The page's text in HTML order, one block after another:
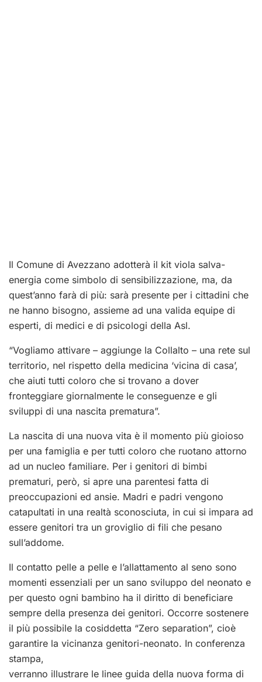
Il Comune di Avezzano adotterà il kit viola salva-
energia come simbolo di sensibilizzazione, ma, da
quest’anno farà di più: sarà presente per i cittadini che
ne hanno bisogno, assieme ad una valida equipe di
esperti, di medici e di psicologi della Asl.
“Vogliamo attivare – aggiunge la Collalto – una rete sul
territorio, nel rispetto della medicina ‘vicina di casa’,
che aiuti tutti coloro che si trovano a dover
fronteggiare giornalmente le conseguenze e gli
sviluppi di una nascita prematura”.
La nascita di una nuova vita è il momento più gioioso
per una famiglia e per tutti coloro che ruotano attorno
ad un nucleo familiare. Per i genitori di bimbi
prematuri, però, si apre una parentesi fatta di
preoccupazioni ed ansie. Madri e padri vengono
catapultati in una realtà sconosciuta, in cui si impara ad
essere genitori tra un groviglio di fili che pesano
sull’addome.
Il contatto pelle a pelle e l’allattamento al seno sono
momenti essenziali per un sano sviluppo del neonato e
per questo ogni bambino ha il diritto di beneficiare
sempre della presenza dei genitori. Occorre sostenere
il più possibile la cosiddetta “Zero separation”, cioè
garantire la vicinanza genitori-neonato. In conferenza
stampa,
verranno illustrare le linee guida della nuova forma di